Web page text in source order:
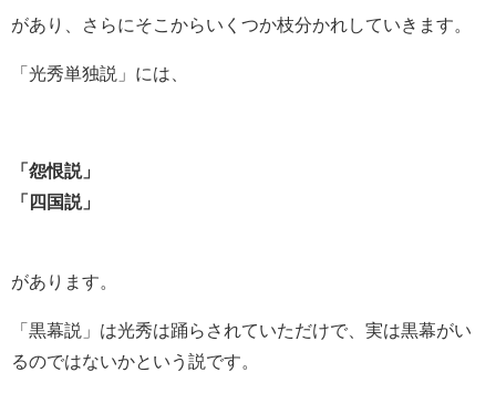
があり、さらにそこからいくつか枝分かれしていきます。
「光秀単独説」には、
「怨恨説」
「四国説」
があります。
「黒幕説」は光秀は踊らされていただけで、実は黒幕がい
るのではないかという説です。